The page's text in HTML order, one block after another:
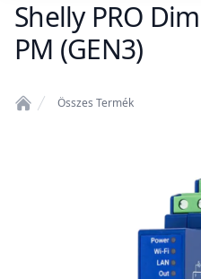
Shelly PRO
PM (GEN3)
Összes Termék